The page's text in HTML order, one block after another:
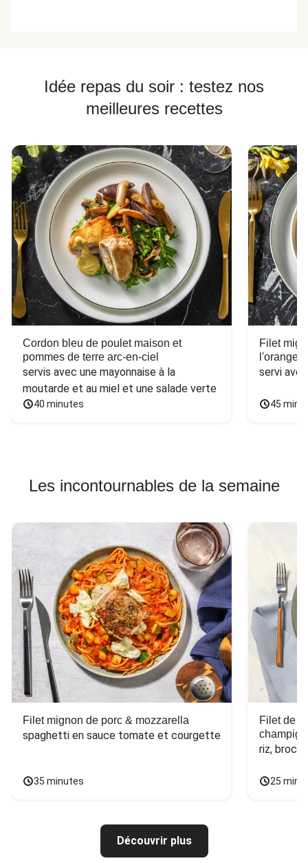
Idée repas du soir : testez nos
meilleures recettes
Cordon bleu de poulet maison et
pommes de terre arc-en-ciel
servis avec une mayonnaise à la
moutarde et au miel et une salade verte
40 minutes
Filet
l'orange
servi
45
Les incontournables de la semaine
Filet mignon de porc & mozzarella
spaghetti en sauce tomate et courgette
35 minutes
Filet de
riz,
25
Découvrir plus